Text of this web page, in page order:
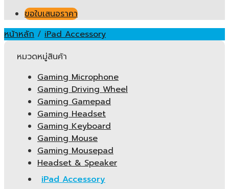
ขอใบเสนอราคา
หน้าหลัก / iPad Accessory
หมวดหมู่สินค้า
Gaming Microphone
Gaming Driving Wheel
Gaming Gamepad
Gaming Headset
Gaming Keyboard
Gaming Mouse
Gaming Mousepad
Headset & Speaker
iPad Accessory